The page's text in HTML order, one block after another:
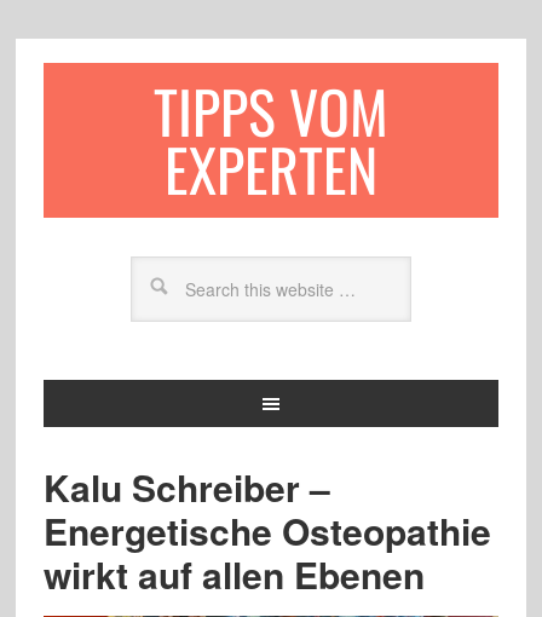
TIPPS VOM
EXPERTEN
Kalu Schreiber –
Energetische Osteopathie
wirkt auf allen Ebenen